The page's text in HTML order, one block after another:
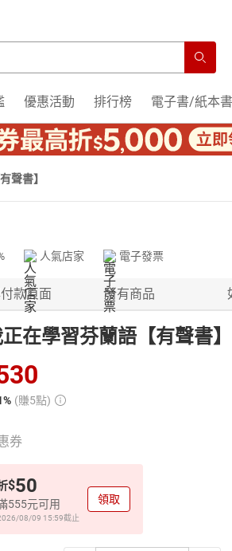
優惠活動 排行榜 電子書/紙本書
聲書】
人氣店家 電子發票
款頁面 所有商品
在學習芬蘭語【有聲書】
(賺5點)
券
$50
555元可用
08/09 15:59截止
領取